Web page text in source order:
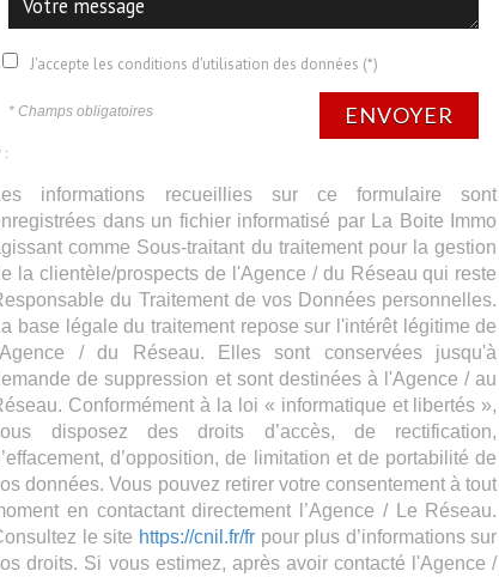
J'accepte les conditions d'utilisation des données (*)
* Champs obligatoires ENVOYER
:
informations recueillies sur ce formulaire sont
dans un fichier informatisé par La Boite Immo
comme Sous-traitant du traitement pour la gestion
la clientèle/prospects de l'Agence / du Réseau qui reste
du Traitement de vos Données personnelles.
base légale du traitement repose sur l'intérêt légitime de
/ du Réseau. Elles sont conservées jusqu'à
de suppression et sont destinées à l'Agence / au
Conformément à la loi « informatique et libertés »,
disposez des droits d’accès, de rectification,
d’opposition, de limitation et de portabilité de
données. Vous pouvez retirer votre consentement à tout
en contactant directement l’Agence / Le Réseau.
le site https://cnil.fr/frpour plus d’informations sur
droits. Si vous estimez, après avoir contacté l'Agence /